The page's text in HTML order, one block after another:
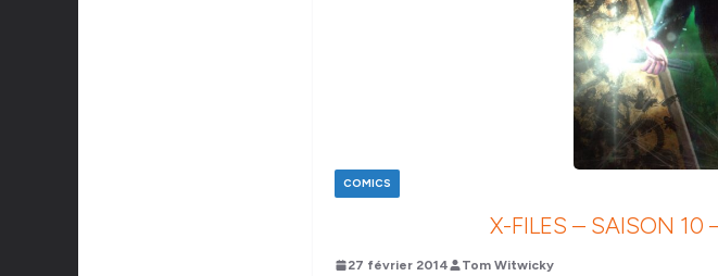
COMICS
X-FILES – SAISON 10
27 février 2014 Tom Witwicky